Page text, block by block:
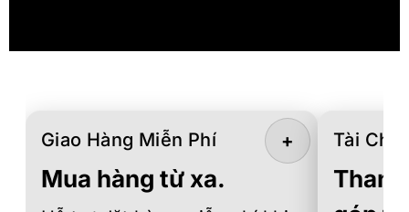
Giao Hàng Miễn Phí
Mua hàng từ xa.
+ Tài